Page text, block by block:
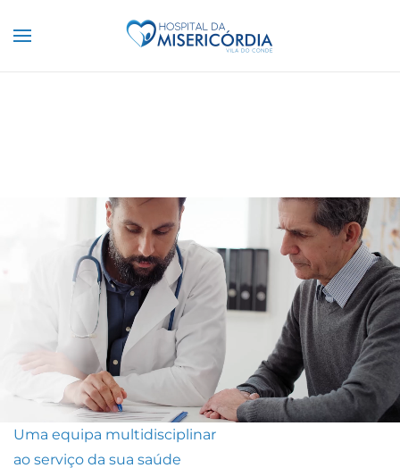
Saltar para o conteúdo principal
Uma equipa multidisciplinar
ao serviço da sua saúde